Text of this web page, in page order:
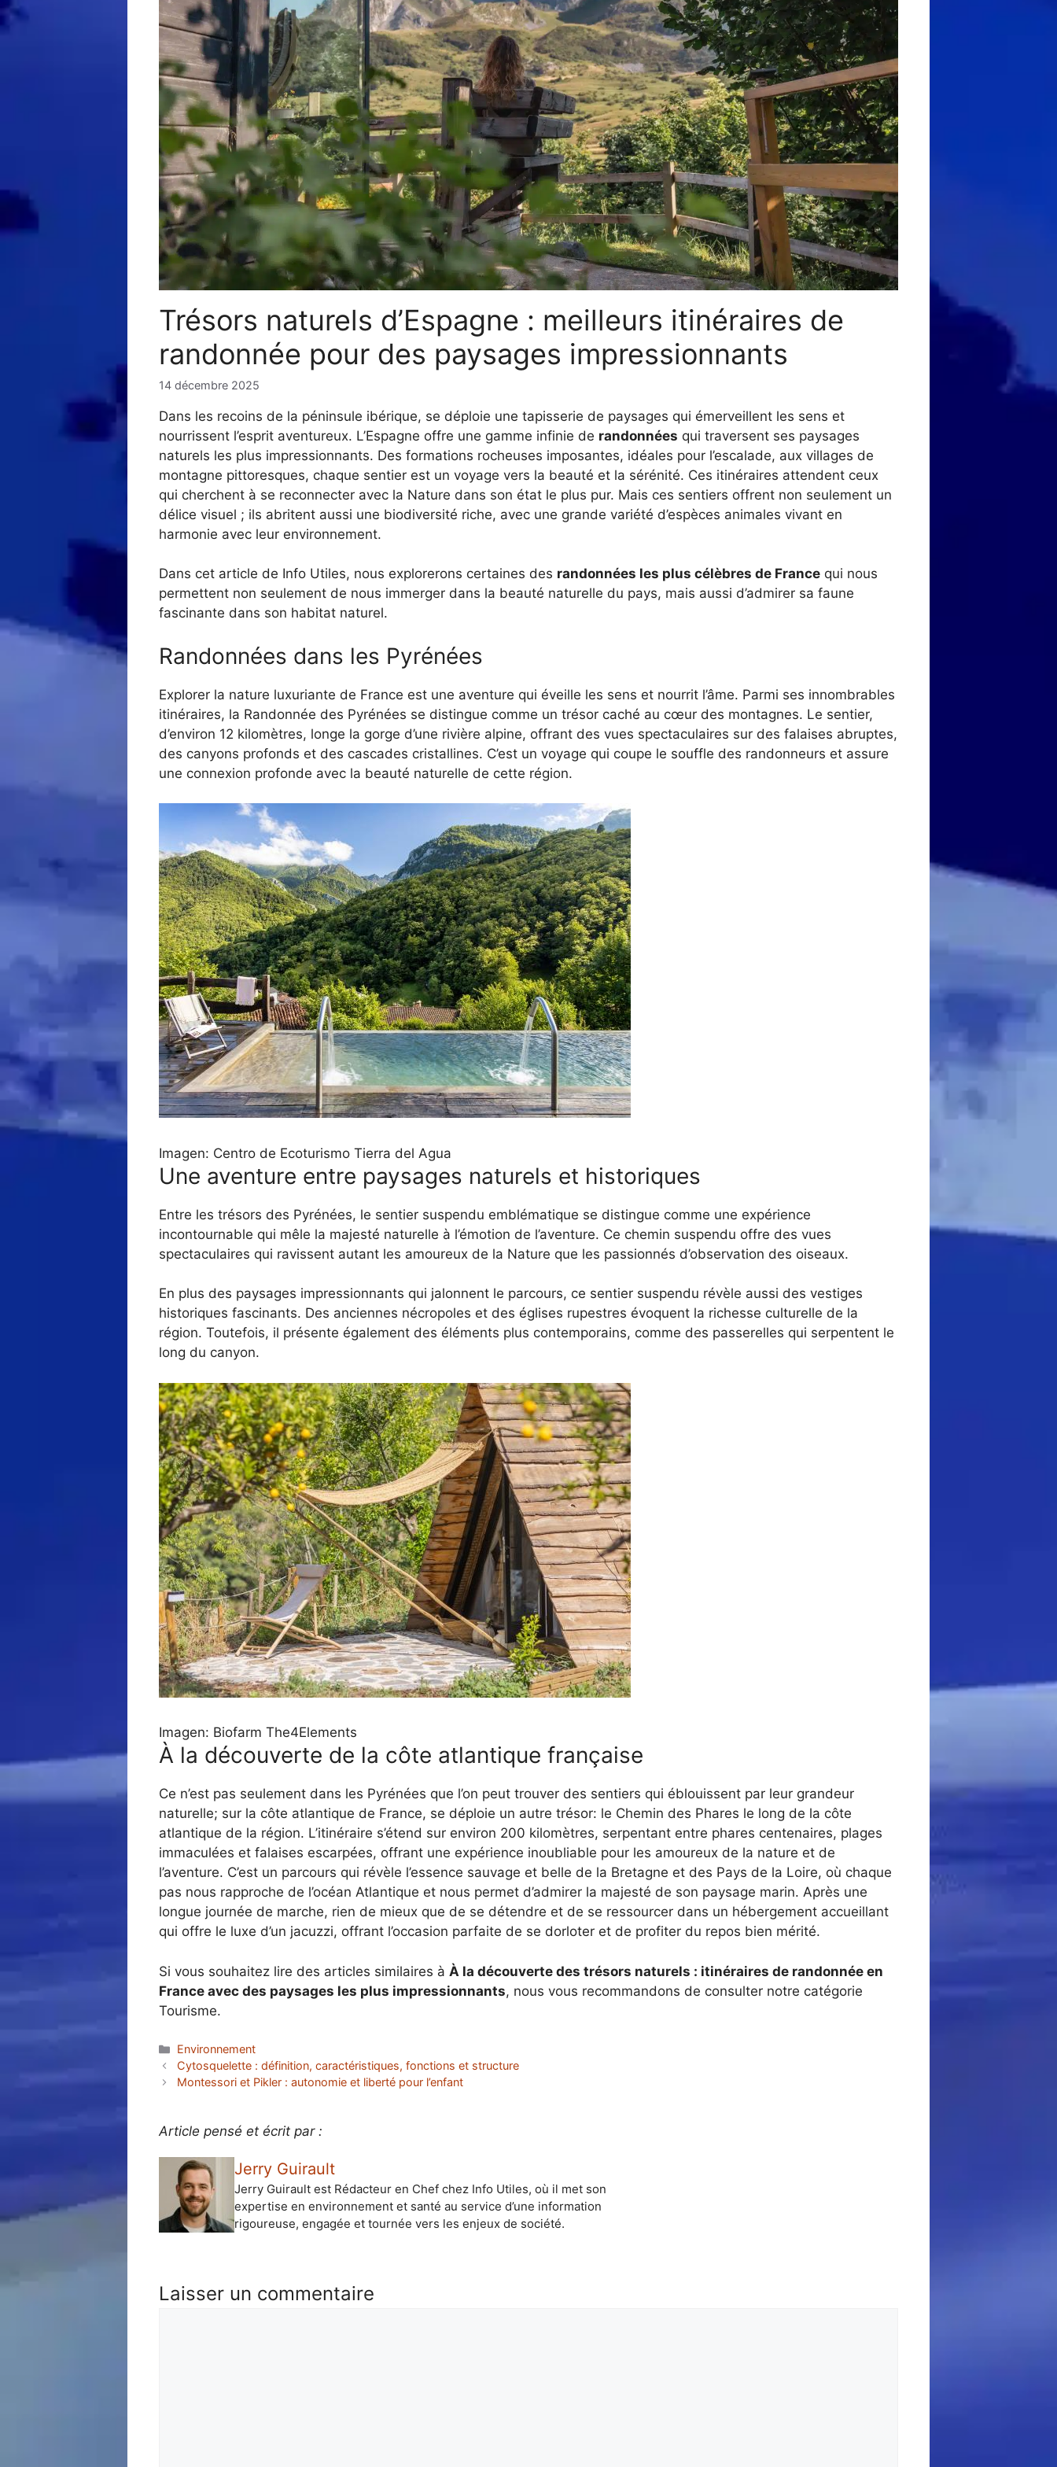
Trésors naturels d’Espagne : meilleurs itinéraires de
randonnée pour des paysages impressionnants
14 décembre 2025
Dans les recoins de la péninsule ibérique, se déploie une tapisserie de paysages qui émerveillent les sens et
nourrissent l’esprit aventureux. L’Espagne offre une gamme infinie de randonnées qui traversent ses paysages
naturels les plus impressionnants. Des formations rocheuses imposantes, idéales pour l’escalade, aux villages de
montagne pittoresques, chaque sentier est un voyage vers la beauté et la sérénité. Ces itinéraires attendent ceux
qui cherchent à se reconnecter avec la Nature dans son état le plus pur. Mais ces sentiers offrent non seulement un
délice visuel ; ils abritent aussi une biodiversité riche, avec une grande variété d’espèces animales vivant en
harmonie avec leur environnement.
Dans cet article de Info Utiles, nous explorerons certaines des randonnées les plus célèbres de France qui nous
permettent non seulement de nous immerger dans la beauté naturelle du pays, mais aussi d’admirer sa faune
fascinante dans son habitat naturel.
Randonnées dans les Pyrénées
Explorer la nature luxuriante de France est une aventure qui éveille les sens et nourrit l’âme. Parmi ses innombrables
itinéraires, la Randonnée des Pyrénées se distingue comme un trésor caché au cœur des montagnes. Le sentier,
d’environ 12 kilomètres, longe la gorge d’une rivière alpine, offrant des vues spectaculaires sur des falaises abruptes,
des canyons profonds et des cascades cristallines. C’est un voyage qui coupe le souffle des randonneurs et assure
une connexion profonde avec la beauté naturelle de cette région.
Imagen: Centro de Ecoturismo Tierra del Agua
Une aventure entre paysages naturels et historiques
Entre les trésors des Pyrénées, le sentier suspendu emblématique se distingue comme une expérience
incontournable qui mêle la majesté naturelle à l’émotion de l’aventure. Ce chemin suspendu offre des vues
spectaculaires qui ravissent autant les amoureux de la Nature que les passionnés d’observation des oiseaux.
En plus des paysages impressionnants qui jalonnent le parcours, ce sentier suspendu révèle aussi des vestiges
historiques fascinants. Des anciennes nécropoles et des églises rupestres évoquent la richesse culturelle de la
région. Toutefois, il présente également des éléments plus contemporains, comme des passerelles qui serpentent le
long du canyon.
Imagen: Biofarm The4Elements
À la découverte de la côte atlantique française
Ce n’est pas seulement dans les Pyrénées que l’on peut trouver des sentiers qui éblouissent par leur grandeur
naturelle; sur la côte atlantique de France, se déploie un autre trésor: le Chemin des Phares le long de la côte
atlantique de la région. L’itinéraire s’étend sur environ 200 kilomètres, serpentant entre phares centenaires, plages
immaculées et falaises escarpées, offrant une expérience inoubliable pour les amoureux de la nature et de
l’aventure. C’est un parcours qui révèle l’essence sauvage et belle de la Bretagne et des Pays de la Loire, où chaque
pas nous rapproche de l’océan Atlantique et nous permet d’admirer la majesté de son paysage marin. Après une
longue journée de marche, rien de mieux que de se détendre et de se ressourcer dans un hébergement accueillant
qui offre le luxe d’un jacuzzi, offrant l’occasion parfaite de se dorloter et de profiter du repos bien mérité.
Si vous souhaitez lire des articles similaires à À la découverte des trésors naturels : itinéraires de randonnée en
France avec des paysages les plus impressionnants, nous vous recommandons de consulter notre catégorie
Tourisme.
Catégories
Environnement
Cytosquelette : définition, caractéristiques, fonctions et structure
Montessori et Pikler : autonomie et liberté pour l’enfant
Article pensé et écrit par :
Jerry Guirault
Jerry Guirault est Rédacteur en Chef chez Info Utiles, où il met son
expertise en environnement et santé au service d’une information
rigoureuse, engagée et tournée vers les enjeux de société.
Laisser un commentaire